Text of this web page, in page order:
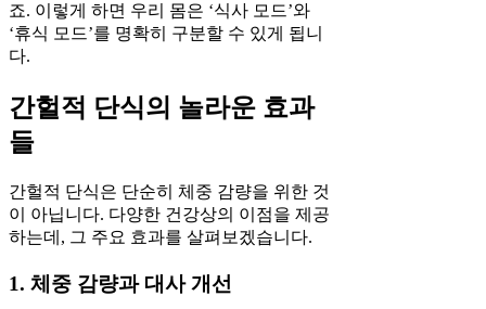
죠. 이렇게 하면 우리 몸은 ‘식사 모드’와
‘휴식 모드’를 명확히 구분할 수 있게 됩니
다.
간헐적 단식의 놀라운 효과
들
간헐적 단식은 단순히 체중 감량을 위한 것
이 아닙니다. 다양한 건강상의 이점을 제공
하는데, 그 주요 효과를 살펴보겠습니다.
1. 체중 감량과 대사 개선